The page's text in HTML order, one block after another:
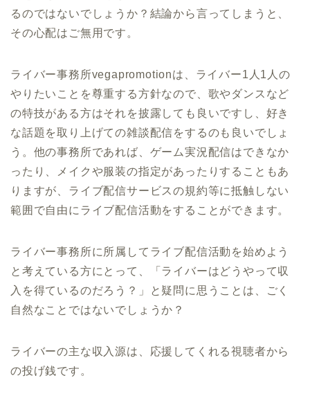
るのではないでしょうか？結論から言ってしまうと、
その心配はご無用です。
ライバー事務所vegapromotionは、ライバー1人1人の
やりたいことを尊重する方針なので、歌やダンスなど
の特技がある方はそれを披露しても良いですし、好き
な話題を取り上げての雑談配信をするのも良いでしょ
う。他の事務所であれば、ゲーム実況配信はできなか
ったり、メイクや服装の指定があったりすることもあ
りますが、ライブ配信サービスの規約等に抵触しない
範囲で自由にライブ配信活動をすることができます。
ライバー事務所に所属してライブ配信活動を始めよう
と考えている方にとって、「ライバーはどうやって収
入を得ているのだろう？」と疑問に思うことは、ごく
自然なことではないでしょうか？
ライバーの主な収入源は、応援してくれる視聴者から
の投げ銭です。